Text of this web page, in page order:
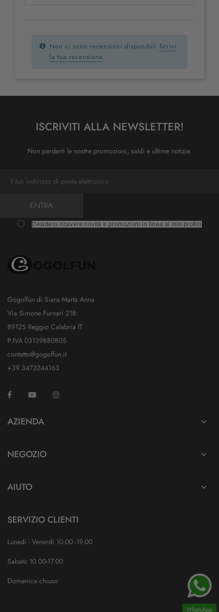
Non ci sono recensioni disponibili Scrivi
la tua recensione
ISCRIVITI ALLA NEWSLETTER!
Non perderti le nostre promozioni, saldi e ultime notizie.
ENTRA
Desidero ricevere novità e promozioni in linea al mio profilo
Gogolfun di Siara Marta Anna
Via Simone Furnari 21B
89125 Reggio Calabria IT
P.IVA 03139880805
contatto@gogolfun.it
+39 3473244163
Facebook YouTube
AZIENDA 
NEGOZIO 
AIUTO 
SERVIZIO CLIENTI
Lunedi - Venerdi 10.00 -19.00
Sabato 10.00-17.00
Domenica chiuso
WhatsApp